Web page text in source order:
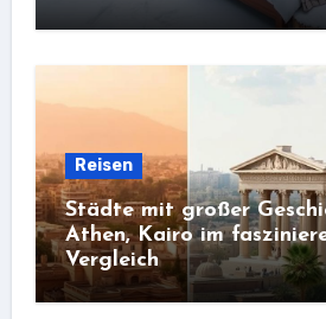
Reisen
Städte mit großer
Athen, Kairo im
Vergleich